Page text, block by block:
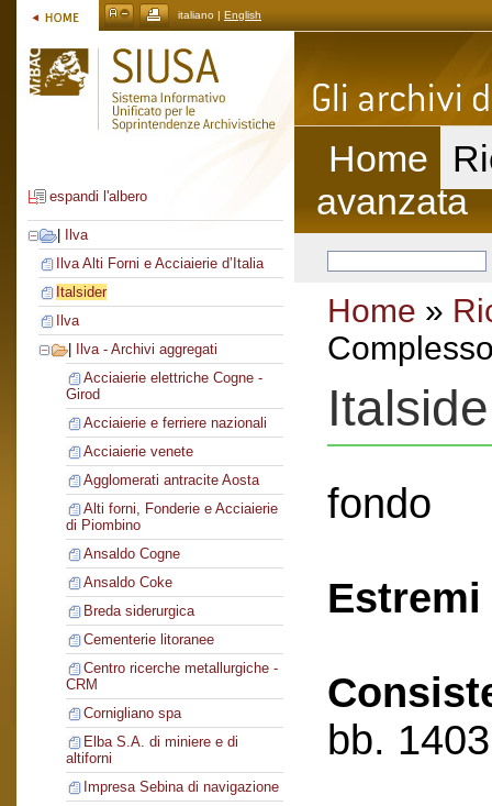
italiano | English
espandi l'albero
Ilva
Ilva Alti Forni e Acciaierie d’Italia
Italsider
Ilva
Ilva - Archivi aggregati
Acciaierie elettriche Cogne -
Girod
Acciaierie e ferriere nazionali
Acciaierie venete
Agglomerati antracite Aosta
Alti forni, Fonderie e Acciaierie
di Piombino
Ansaldo Cogne
Ansaldo Coke
Breda siderurgica
Cementerie litoranee
Centro ricerche metallurgiche -
CRM
Cornigliano spa
Elba S.A. di miniere e di
altiforni
Impresa Sebina di navigazione
Home
avanzata
Home »
fondo
bb. 1403